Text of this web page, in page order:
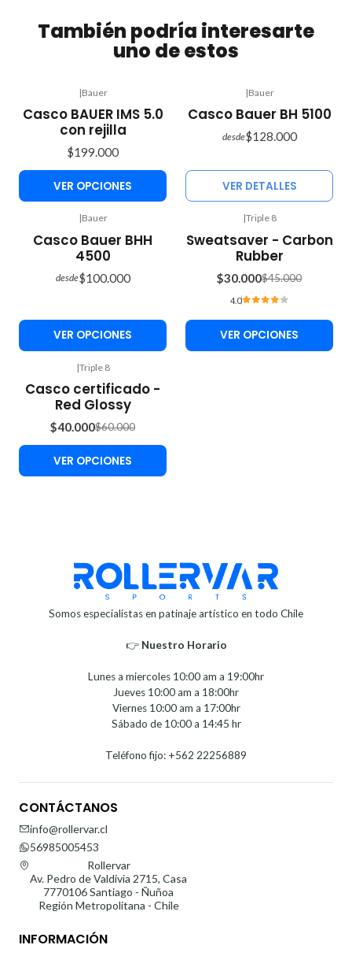
También podría interesarte
uno de estos
|Bauer
Casco BAUER IMS 5.0
con rejilla
$199.000
VER OPCIONES
|Bauer
Casco Bauer BH 5100
desde$128.000
VER DETALLES
|Bauer
Casco Bauer BHH
4500
desde$100.000
VER OPCIONES
OFF
|Triple 8
Sweatsaver - Carbon
Rubber
$30.000$45.000
4.0
VER OPCIONES
-33%
OFF
|Triple 8
Casco certificado -
Red Glossy
$40.000$60.000
VER OPCIONES
Somos especialistas en patinaje artístico en todo Chile
👉 Nuestro Horario⁣⁣
Lunes a miercoles 10:00 am a 19:00hr
Jueves 10:00 am a 18:00hr
Viernes 10:00 am a 17:00hr
Sábado de 10:00 a 14:45 hr
Teléfono fijo: +562 22256889
CONTÁCTANOS
info@rollervar.cl
56985005453
Rollervar
Av. Pedro de Valdivia 2715, Casa
7770106 Santiago - Ñuñoa
Región Metropolitana - Chile
INFORMACIÓN